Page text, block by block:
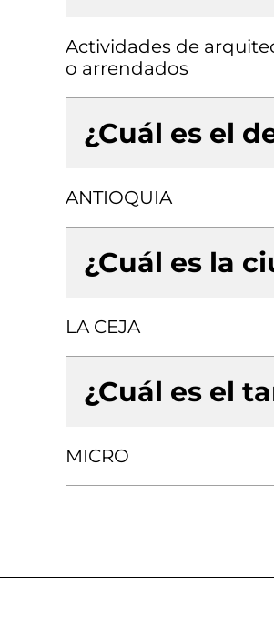
Actividades de
o arrendados
¿Cuál es el
ANTIOQUIA
¿Cuál es la
LA CEJA
¿Cuál es el
MICRO